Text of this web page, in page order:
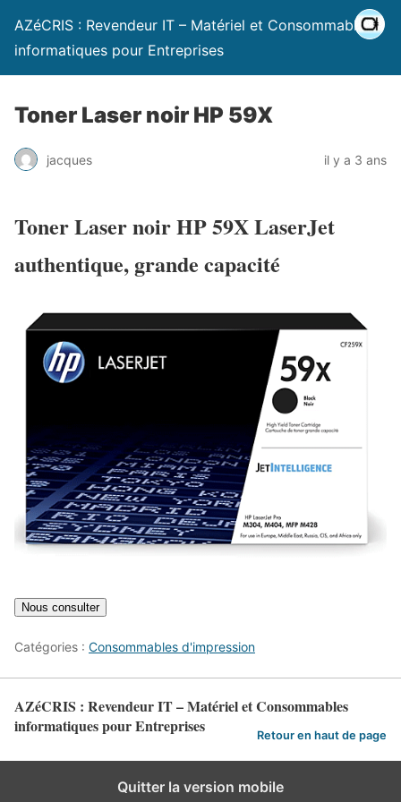
AZéCRIS : Revendeur IT – Matériel et Consommables
informatiques pour Entreprises
Toner Laser noir HP 59X
jacques il y a 3 ans
Toner Laser noir HP 59X LaserJet
authentique, grande capacité
Catégories : Consommables d'impression
AZéCRIS : Revendeur IT – Matériel et Consommables
informatiques pour Entreprises
Retour en haut de page
Quitter la version mobile